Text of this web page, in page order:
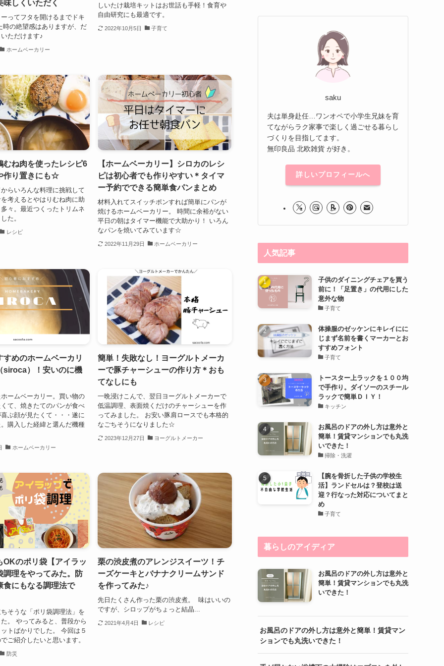
しくいただく
ってフタを開けるまでドキ
時の絶望感はありますが、だ
ただけます♪
ホームベーカリー
しいたけ栽培キットはお世話も手軽！食育や
自由研究にも最適です。
2022年10月5日 子育て
むね肉を使ったレシピ6
作り置きにも☆
らいろんな料理に挑戦して
考えるとやはりむね肉に助
々。最近つくったトリムネ
た。
レシピ
【ホームベーカリー】シロカのレシ
ピは初心者でも作りやすい＊タイマ
ー予約でできる簡単食パンまとめ
材料入れてスイッチポンすれば簡単にパンが
焼けるホームベーカリー。 時間に余裕がない
平日の朝はタイマー機能で大助かり！ いろん
なパンを焼いてみています☆
2022年11月29日 ホームベーカリー
すめのホームベーカリ
siroca）！安いのに機
ームベーカリー。買い物の
て、焼きたてのパンが食べ
ぶ顔が見たくて・・・遂に
購入した経緯と選んだ機種
ホームベーカリー
簡単！失敗なし！ヨーグルトメーカ
ーで豚チャーシューの作り方＊おも
てなしにも
一晩浸けこんで、翌日ヨーグルトメーカーで
低温調理、表面焼くだけのチャーシューを作
ってみました。 お安い豚肩ロースでも本格的
なごちそうになりました☆
2023年12月27日 ヨーグルトメーカー
OKのポリ袋【アイラッ
調理をやってみた。防
食にもなる調理法で
そうな「ポリ袋調理法」を
。 やってみると、普段から
トばかりでした。 今回は５
ご紹介したいと思います。
防災
栗の渋皮煮のアレンジスイーツ！チ
ーズケーキとバナナクリームサンド
を作ってみた♪
先日たくさん作った栗の渋皮煮。 味はいいの
ですが、シロップがちょっと結晶...
2021年4月4日 レシピ
saku
夫は単身赴任…ワンオペで小学生兄妹を育
てながらラク家事で楽しく過ごせる暮らし
づくりを目指してます。
無印良品 北欧雑貨 が好き。
詳しいプロフィールへ
人気記事
子供のダイニングチェアを買う
前に！「足置き」の代用にした
意外な物
子育て
体操服のゼッケンにキレイにに
じまず名前を書くマーカーとお
すすめフォント
子育て
トースター上ラックを１００均
で手作り。ダイソーのスチール
ラックで簡単ＤＩＹ！
キッチン
お風呂のドアの外し方は意外と
簡単！賃貸マンションでも丸洗
いできた！
掃除・洗濯
【腕を骨折した子供の学校生
活】ランドセルは？登校は送
迎？行なった対応についてまと
め
子育て
暮らしのアイディア
お風呂のドアの外し方は意外と
簡単！賃貸マンションでも丸洗
いできた！
お風呂のドアの外し方は意外と簡単！賃貸マン
ションでも丸洗いできた！